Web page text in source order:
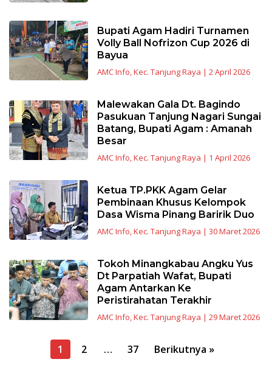
Bupati Agam Hadiri Turnamen
Volly Ball Nofrizon Cup 2026 di
Bayua
AMC Info,Kec. Tanjung Raya | 2 April 2026
Malewakan Gala Dt. Bagindo
Pasukuan Tanjung Nagari Sungai
Batang, Bupati Agam : Amanah
Besar
AMC Info,Kec. Tanjung Raya | 1 April 2026
Ketua TP.PKK Agam Gelar
Pembinaan Khusus Kelompok
Dasa Wisma Pinang Baririk Duo
AMC Info,Kec. Tanjung Raya | 30 Maret 2026
Tokoh Minangkabau Angku Yus
Dt Parpatiah Wafat, Bupati
Agam Antarkan Ke
Peristirahatan Terakhir
AMC Info,Kec. Tanjung Raya | 29 Maret 2026
Navigasi
1 2 … 37 Berikutnya »